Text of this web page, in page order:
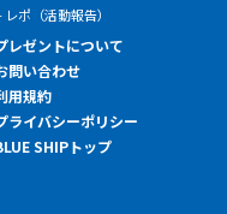
レポ（活動報告）
レゼントについて
問い合わせ
用規約
ライバシーポリシー
SHIPトップ